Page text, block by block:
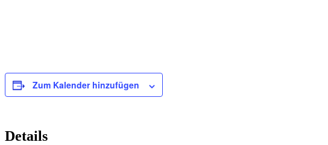
Zum Kalender hinzufügen
Details